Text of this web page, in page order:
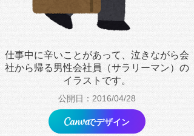
仕事中に辛いことがあって、泣きながら会
社から帰る男性会社員（サラリーマン）の
イラストです。
公開日：2016/04/28
でデザイン